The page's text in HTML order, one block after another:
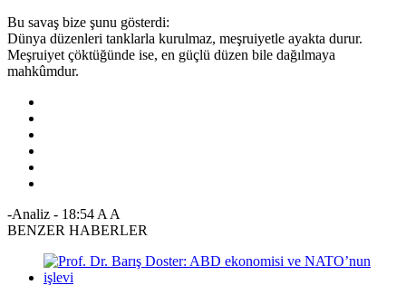
Bu savaş bize şunu gösterdi:
Dünya düzenleri tanklarla kurulmaz, meşruiyetle ayakta durur.
Meşruiyet çöktüğünde ise, en güçlü düzen bile dağılmaya
mahkûmdur.
-Analiz - 18:54 A A
BENZER HABERLER